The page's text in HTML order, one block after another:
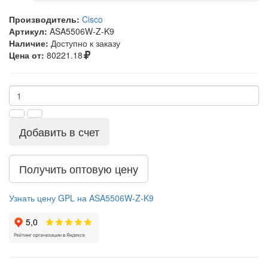
Производитель: Cisco
Артикул: ASA5506W-Z-K9
Наличие: Доступно к заказу
Цена от: 80221.18
Добавить в счет
Получить оптовую цену
Узнать цену GPL на ASA5506W-Z-K9